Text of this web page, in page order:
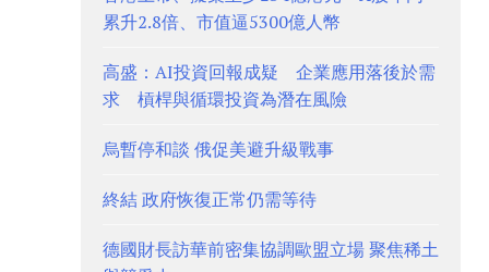
累升2.8倍、市值逼5300億人幣
高盛：AI投資回報成疑 企業應用落後於需
求 槓桿與循環投資為潛在風險
烏暫停和談 俄促美避升級戰事
終結 政府恢復正常仍需等待
德國財長訪華前密集協調歐盟立場 聚焦稀土